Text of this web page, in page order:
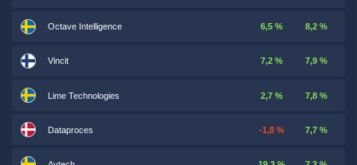
Octave Intelligence 6,5 % 8,2 %
Vincit 7,2 % 7,9 %
Lime Technologies 2,7 % 7,8 %
Dataproces -1,8 % 7,7 %